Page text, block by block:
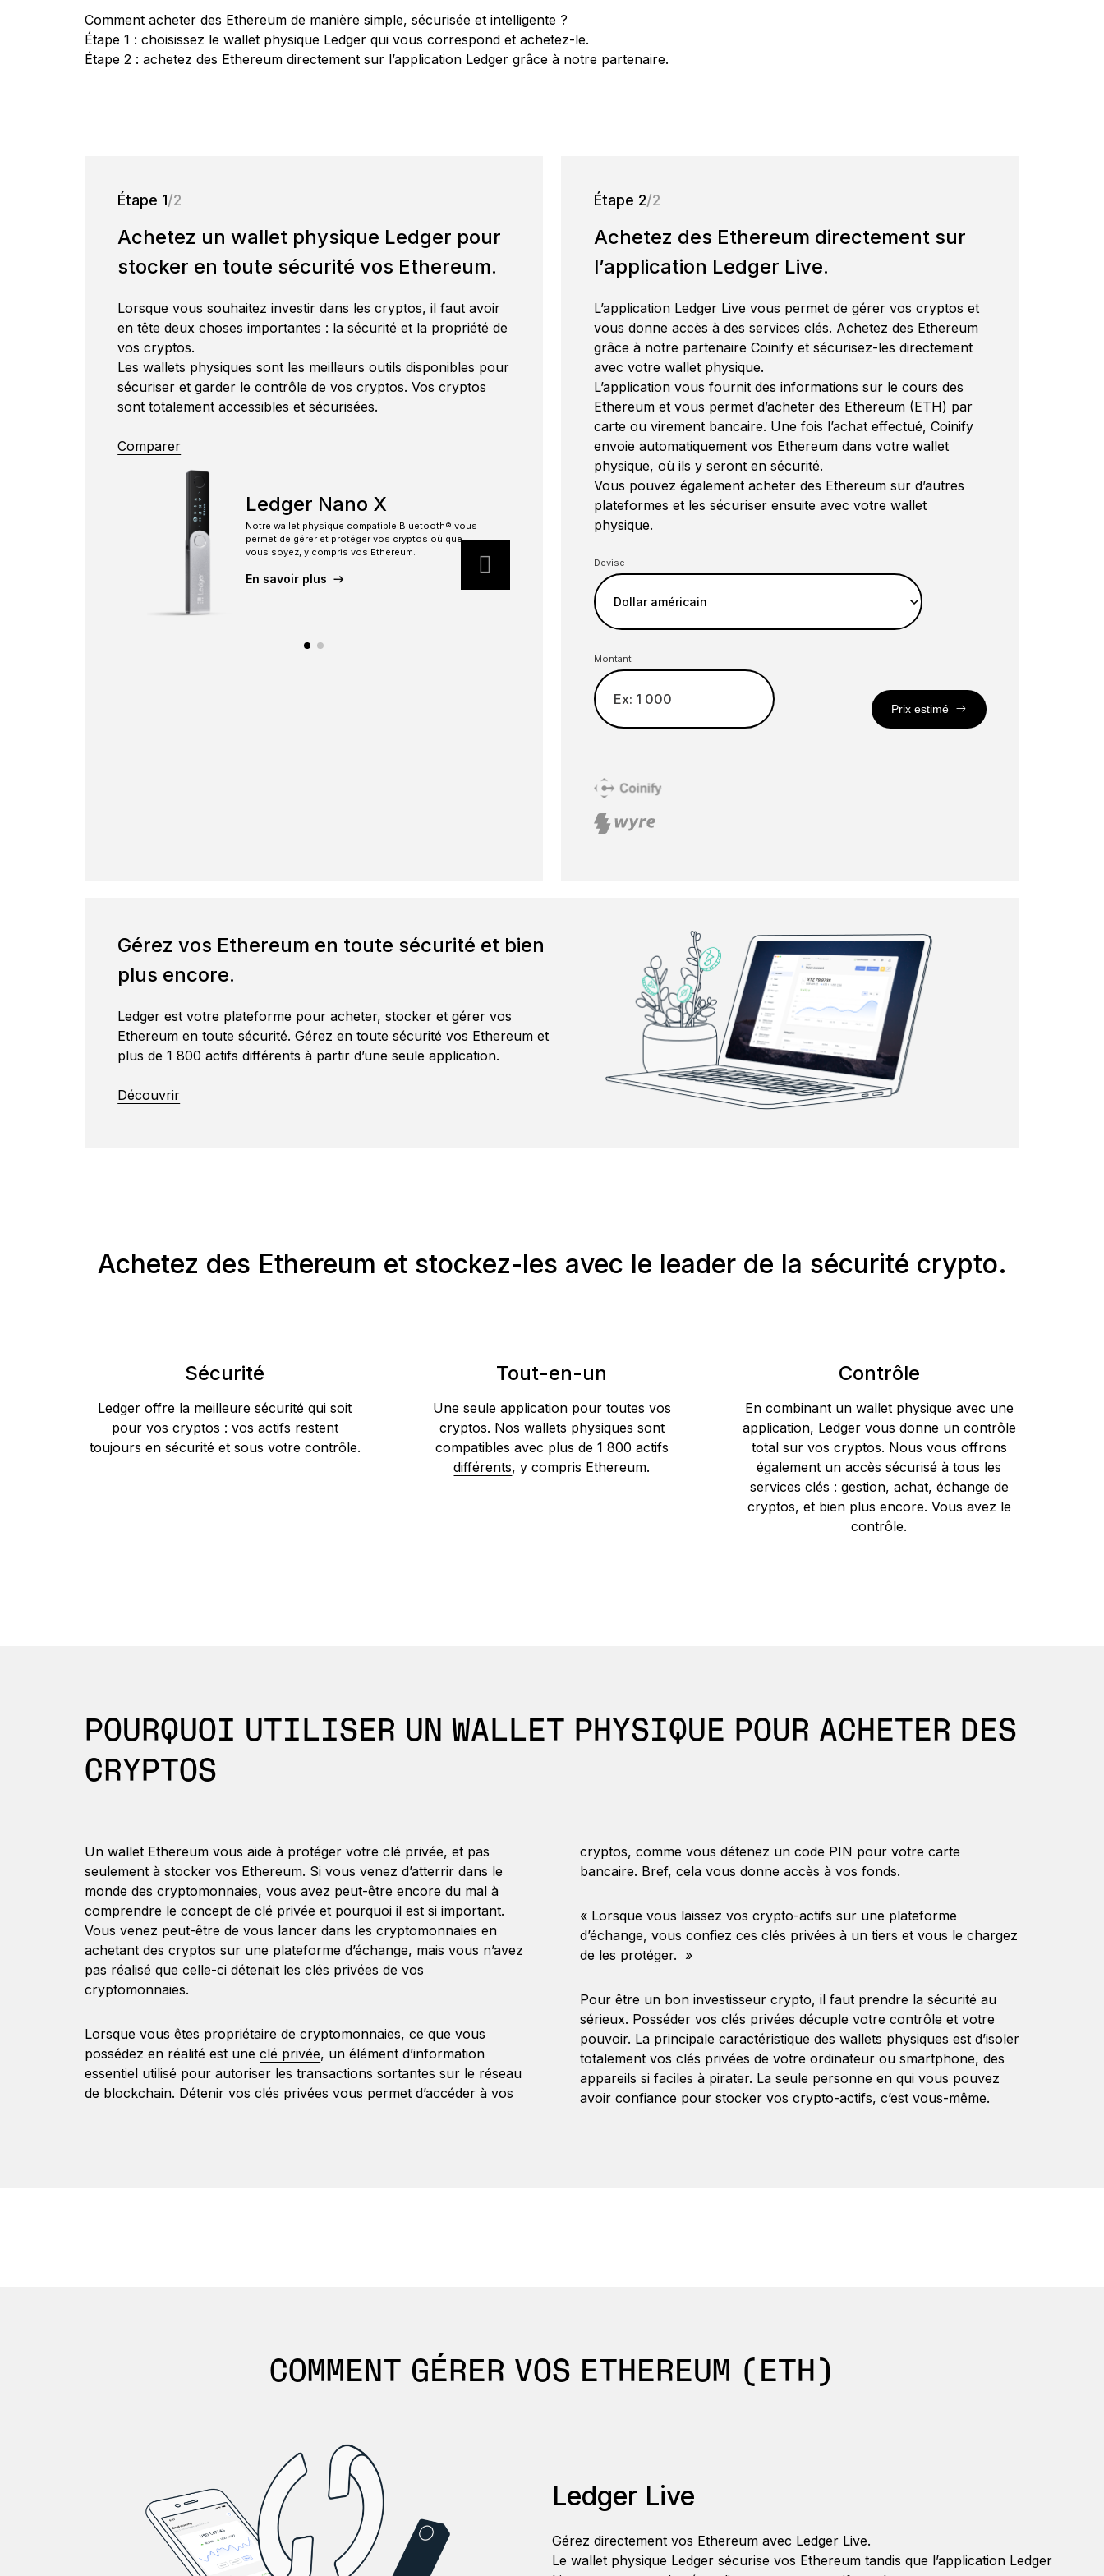
Ledger Stax Ledger Flex
Ledger NanoGen5
COLORIS INÉDITS
Ledger NanoClassics
Ledger Wallet
Solutions de
récupération
Ledger Multisig Carte
Ledger Academy
Comprenez tout sur la
crypto et le Web3
Ledger Quest
Participez aux quests du
Blog
Toute l’actualité du Web3
et de Ledger
Ledger Enterprise
Plateforme d’actifs
Partenaires Ledger
Partenariats en co-
branding
Ledger NanoGen5
Bundles et packs
Accessoires
Voir tout
Comparer les signers
Ledger
FR
Comment acheter des Ethereum de manière simple, sécurisée et intelligente ?
Étape 1 : choisissez le wallet physique Ledger qui vous correspond et achetez-le.
Étape 2 : achetez des Ethereum directement sur l’application Ledger grâce à notre partenaire.
Étape 1/2
Achetez un wallet physique Ledger pour
stocker en toute sécurité vos Ethereum.
Lorsque vous souhaitez investir dans les cryptos, il faut avoir
en tête deux choses importantes : la sécurité et la propriété de
vos cryptos.
Les wallets physiques sont les meilleurs outils disponibles pour
sécuriser et garder le contrôle de vos cryptos. Vos cryptos
sont totalement accessibles et sécurisées.
Comparer
Ledger Nano X
Notre wallet physique compatible Bluetooth® vous
permet de gérer et protéger vos cryptos où que
vous soyez, y compris vos Ethereum.
En savoir plus
Ledger Nano S
Le wallet physique le plus populaire au monde pour
En savoir plus
Étape 2/2
Achetez des Ethereum directement sur
l’application Ledger Live.
L’application Ledger Live vous permet de gérer vos cryptos et
vous donne accès à des services clés. Achetez des Ethereum
grâce à notre partenaire Coinify et sécurisez-les directement
avec votre wallet physique.
L’application vous fournit des informations sur le cours des
Ethereum et vous permet d’acheter des Ethereum (ETH) par
carte ou virement bancaire. Une fois l’achat effectué, Coinify
envoie automatiquement vos Ethereum dans votre wallet
physique, où ils y seront en sécurité.
Vous pouvez également acheter des Ethereum sur d’autres
plateformes et les sécuriser ensuite avec votre wallet
physique.
Devise
Montant
Prix estimé
Gérez vos Ethereum en toute sécurité et bien
plus encore.
Ledger est votre plateforme pour acheter, stocker et gérer vos
Ethereum en toute sécurité. Gérez en toute sécurité vos Ethereum et
plus de 1 800 actifs différents à partir d’une seule application.
Découvrir
Achetez des Ethereum et stockez-les avec le leader de la sécurité crypto.
Sécurité
Ledger offre la meilleure sécurité qui soit
pour vos cryptos : vos actifs restent
toujours en sécurité et sous votre contrôle.
Tout-en-un
Une seule application pour toutes vos
cryptos. Nos wallets physiques sont
compatibles avec plus de 1 800 actifs
différents, y compris Ethereum.
Contrôle
En combinant un wallet physique avec une
application, Ledger vous donne un contrôle
total sur vos cryptos. Nous vous offrons
également un accès sécurisé à tous les
services clés : gestion, achat, échange de
cryptos, et bien plus encore. Vous avez le
contrôle.
POURQUOI UTILISER UN WALLET PHYSIQUE POUR ACHETER DES
CRYPTOS
Un wallet Ethereum vous aide à protéger votre clé privée, et pas
seulement à stocker vos Ethereum. Si vous venez d’atterrir dans le
monde des cryptomonnaies, vous avez peut-être encore du mal à
comprendre le concept de clé privée et pourquoi il est si important.
Vous venez peut-être de vous lancer dans les cryptomonnaies en
achetant des cryptos sur une plateforme d’échange, mais vous n’avez
pas réalisé que celle-ci détenait les clés privées de vos
cryptomonnaies.
Lorsque vous êtes propriétaire de cryptomonnaies, ce que vous
possédez en réalité est uneclé privée, un élément d’information
essentiel utilisé pour autoriser les transactions sortantes sur le réseau
de blockchain. Détenir vos clés privées vous permet d’accéder à vos
cryptos, comme vous détenez un code PIN pour votre carte
bancaire. Bref, cela vous donne accès à vos fonds.
« Lorsque vous laissez vos crypto-actifs sur une plateforme
d’échange, vous confiez ces clés privées à un tiers et vous le chargez
de les protéger. »
Pour être un bon investisseur crypto, il faut prendre la sécurité au
sérieux. Posséder vos clés privées décuple votre contrôle et votre
pouvoir. La principale caractéristique des wallets physiques est d’isoler
totalement vos clés privées de votre ordinateur ou smartphone, des
appareils si faciles à pirater. La seule personne en qui vous pouvez
avoir confiance pour stocker vos crypto-actifs, c’est vous-même.
COMMENT GÉRER VOS ETHEREUM (ETH)
Ledger Live
Gérez directement vos Ethereum avec Ledger Live.
Le wallet physique Ledger sécurise vos Ethereum tandis que l’application Ledger